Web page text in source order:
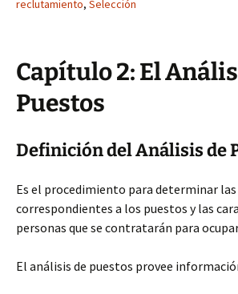
reclutamiento, Selección
Capítulo 2: El
Puestos
Definición del Análisis de
Es el procedimiento para determinar
correspondientes a los puestos y las
personas que se contratarán para
El análisis de puestos provee